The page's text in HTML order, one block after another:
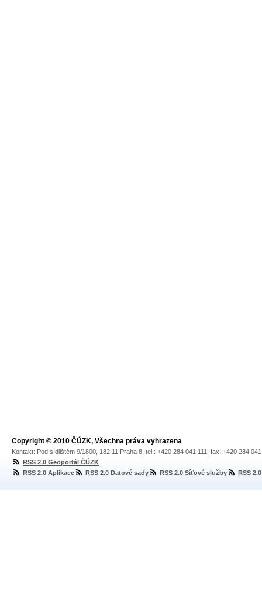
Copyright © 2010 ČÚZK, Všechna práva vyhrazena
Kontakt: Pod sídlištěm 9/1800, 182 11 Praha 8, tel.: +420 284 041 111, fax: +420 284
RSS 2.0 Geoportál ČÚZK
RSS 2.0 Aplikace
RSS 2.0 Datové sady RSS 2.0 Síťové služby RSS